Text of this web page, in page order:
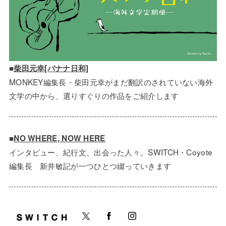
■柴田元幸[バナナ日和]
MONKEY編集長・柴田元幸がまだ翻訳のされていない海外
文学の中から、選りすぐりの作品をご紹介します
■NO WHERE, NOW HERE
インタビュー、紀行文、出会った人々。SWITCH・Coyote
編集長 新井敏記が一つひとつ綴っていきます